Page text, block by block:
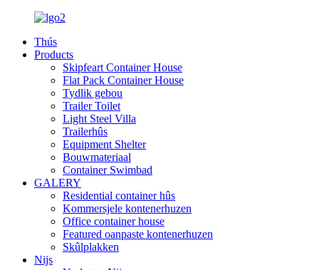
Thús
Products
Skipfeart Container House
Flat Pack Container House
Tydlik gebou
Trailer Toilet
Light Steel Villa
Trailerhûs
Equipment Shelter
Bouwmateriaal
Container Swimbad
GALERY
Residential container hûs
Kommersjele kontenerhuzen
Office container house
Featured oanpaste kontenerhuzen
Skûlplakken
Nijs